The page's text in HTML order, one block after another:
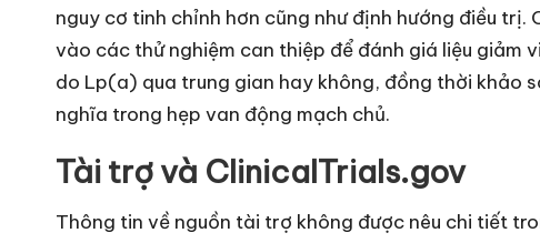
nguy cơ tinh chỉnh hơn cũng như định hướng điều
vào các thử nghiệm can thiệp để đánh giá liệu giảm
do Lp(a) qua trung gian hay không, đồng thời khảo
nghĩa trong hẹp van động mạch chủ.
Tài trợ và ClinicalTrials.gov
Thông tin về nguồn tài trợ không được nêu chi tiết